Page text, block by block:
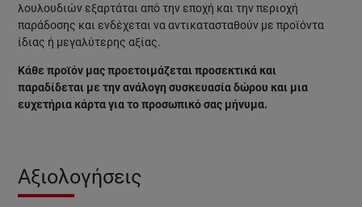
λουλουδιών εξαρτάται από την εποχή και την περιοχή
παράδοσης και ενδέχεται να αντικατασταθούν με προϊόντα
ίδιας ή μεγαλύτερης αξίας.
Κάθε προϊόν μας προετοιμάζεται προσεκτικά και
παραδίδεται με την ανάλογη συσκευασία δώρου και μια
ευχετήρια κάρτα για το προσωπικό σας μήνυμα.
Αξιολογήσεις